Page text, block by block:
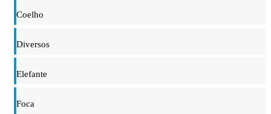
Coelho
Diversos
Elefante
Foca